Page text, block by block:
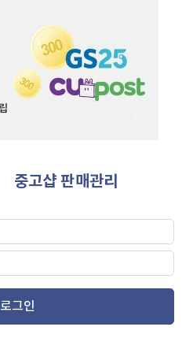
중고샵 판매관리
로그인